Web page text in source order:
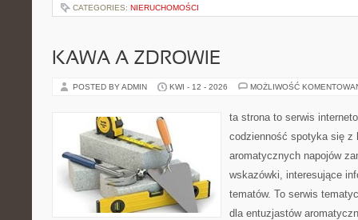
CATEGORIES: NIERUCHOMOŚCI
KAWA A ZDROWIE
POSTED BY ADMIN KWI - 12 - 2026 MOŻLIWOŚĆ
ta strona to serwis
codzienność spotyka się z
aromatycznych napojów
wskazówki, interesujące
tematów. To serwis
dla entuzjastów